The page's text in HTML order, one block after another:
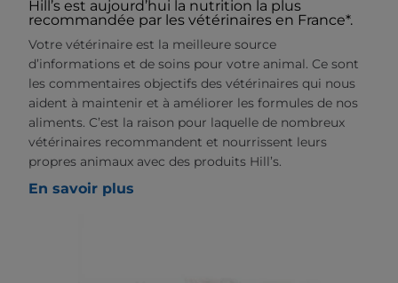
Hill’s est aujourd’hui la nutrition la plus
recommandée par les vétérinaires en France*.
Votre vétérinaire est la meilleure source
d’informations et de soins pour votre animal. Ce sont
les commentaires objectifs des vétérinaires qui nous
aident à maintenir et à améliorer les formules de nos
aliments. C’est la raison pour laquelle de nombreux
vétérinaires recommandent et nourrissent leurs
propres animaux avec des produits Hill’s.
En savoir plus